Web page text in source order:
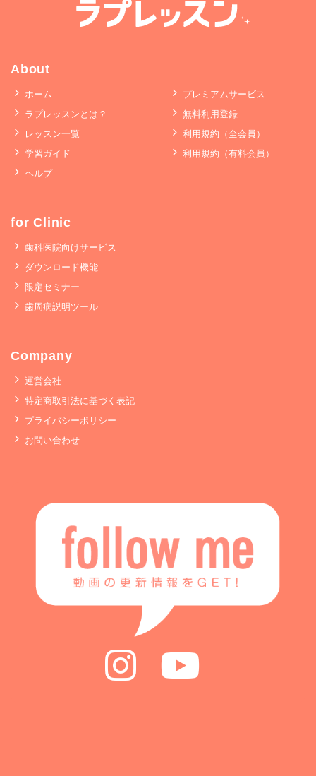
About
ホーム
ラプレッスンとは？
レッスン一覧
学習ガイド
ヘルプ
プレミアムサービス
無料利用登録
利用規約（全会員）
利用規約（有料会員）
for Clinic
歯科医院向けサービス
ダウンロード機能
限定セミナー
歯周病説明ツール
Company
運営会社
特定商取引法に基づく表記
プライバシーポリシー
お問い合わせ